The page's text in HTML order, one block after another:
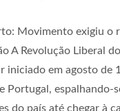
Movimento exigiu o
A Revolução Liberal
iniciado em agosto de
Portugal, espalhando-
do país até chegar à